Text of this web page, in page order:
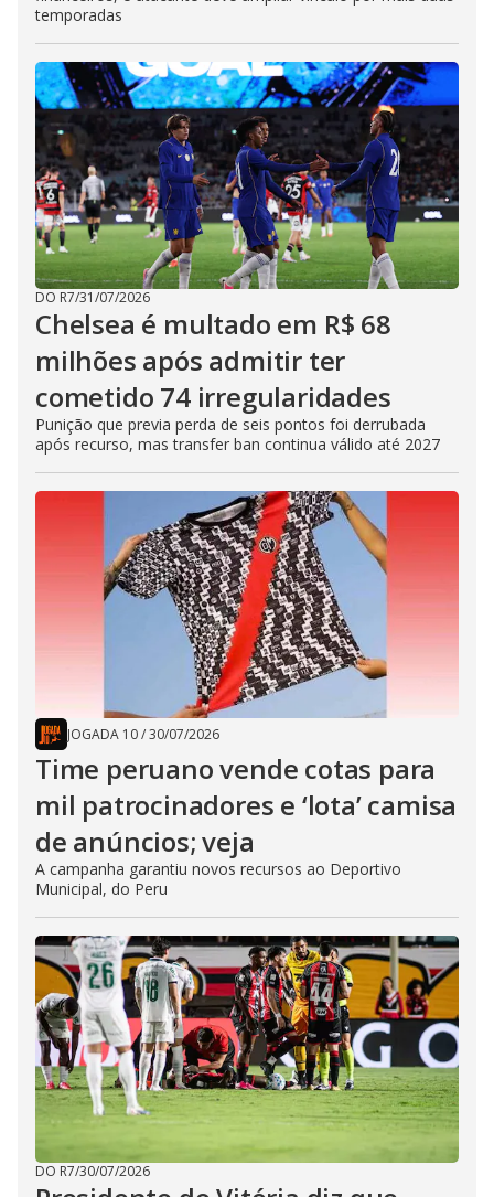
temporadas
DO R7/31/07/2026
Chelsea é multado em R$ 68
milhões após admitir ter
cometido 74 irregularidades
Punição que previa perda de seis pontos foi derrubada
após recurso, mas transfer ban continua válido até 2027
JOGADA 10/30/07/2026
Time peruano vende cotas para
mil patrocinadores e ‘lota’ camisa
de anúncios; veja
A campanha garantiu novos recursos ao Deportivo
Municipal, do Peru
DO R7/30/07/2026